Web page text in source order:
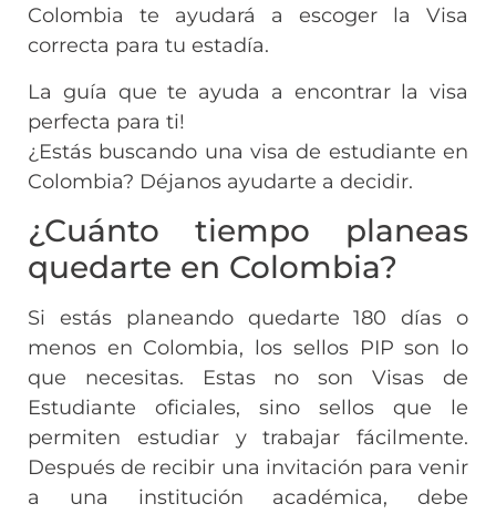
Colombia te ayudará a escoger la Visa
correcta para tu estadía.
La guía que te ayuda a encontrar la visa
perfecta para ti!
¿Estás buscando una visa de estudiante en
Colombia? Déjanos ayudarte a decidir.
¿Cuánto tiempo planeas
quedarte en Colombia?
Si estás planeando quedarte 180 días o
menos en Colombia, los sellos PIP son lo
que necesitas. Estas no son Visas de
Estudiante oficiales, sino sellos que le
permiten estudiar y trabajar fácilmente.
Después de recibir una invitación para venir
a una institución académica, debe